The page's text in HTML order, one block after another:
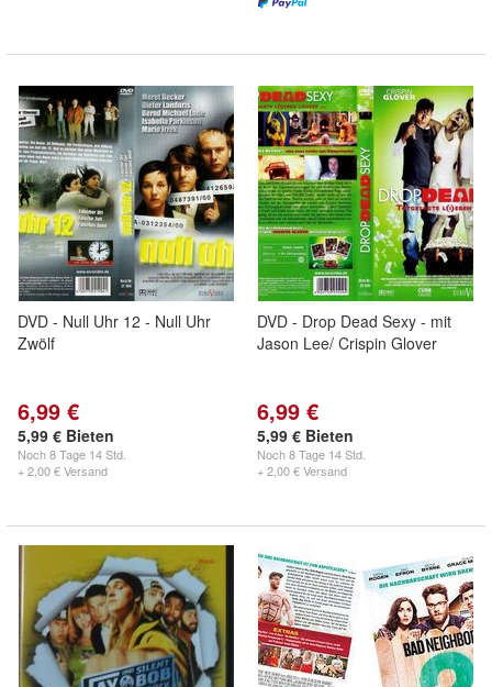
DVD - Null Uhr 12 - Null Uhr
Zwölf
6,99 €
5,99 € Bieten
Noch8 Tage 14 Std.
+ 2,00 € Versand
DVD - Drop Dead Sexy - mit
Jason Lee/ Crispin Glover
6,99 €
5,99 € Bieten
Noch8 Tage 14 Std.
+ 2,00 € Versand